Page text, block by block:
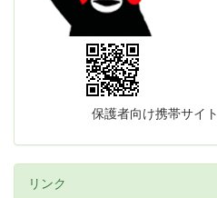
保護者向け携帯サイト
リンク